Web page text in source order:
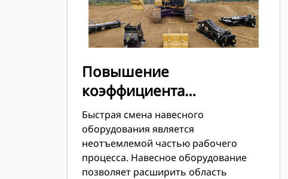
Повышение
коэффициента
использования вашей
машины
Быстрая смена навесного
оборудования является
неотъемлемой частью рабочего
процесса. Навесное оборудование
позволяет расширить область